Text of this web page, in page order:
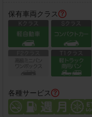
保有車両クラス
各種サービス